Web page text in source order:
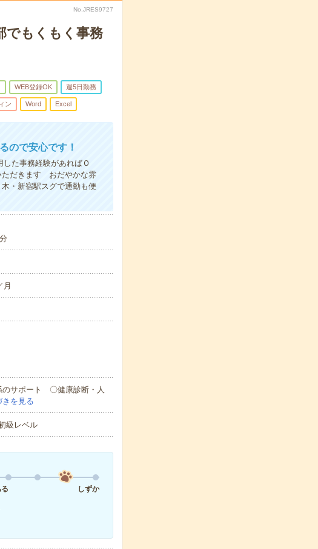
No.JRES9727
でもくもく事務
WEB登録OK 週5日勤務
ン Word Excel
ので安心です！
た事務経験があればＯ
ただきます おだやかな雰
新宿駅スグで通勤も便
月
サポート 〇健康診断・人
きを見る
級レベル
しずか